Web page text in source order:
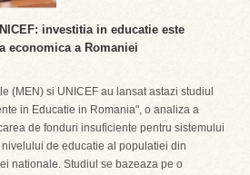
investitia in educatie este
economica a Romaniei
(MEN) si UNICEF au lansat astazi studiul
in Educatie in Romania", o analiza a
de fonduri insuficiente pentru sistemului
de educatie al populatiei din
nationale. Studiul se bazeaza pe o